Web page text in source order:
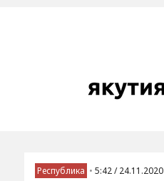
Республика • 5:42 / 24.11.2020